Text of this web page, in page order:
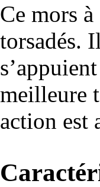
Ce mors
torsadés.
meilleure
action est